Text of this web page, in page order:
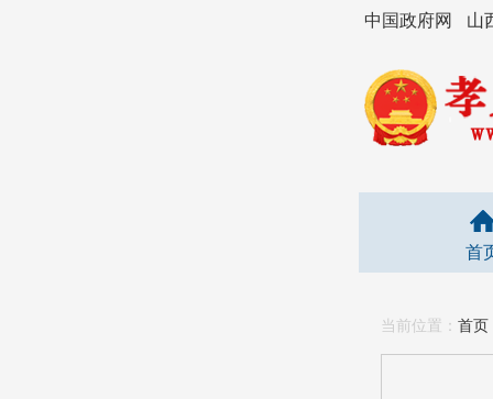
中国政府网 山
首
当前位置： 首页